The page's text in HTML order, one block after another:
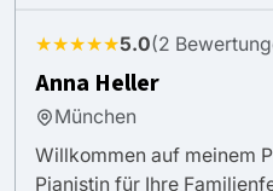
★★★★★5.0(2
Anna Heller
München
Willkommen auf meinem
Pianistin für Ihre